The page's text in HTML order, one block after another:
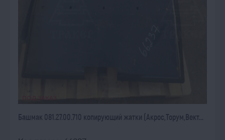
Башмак 081.27.00.710 копирующий жатки (Акрос,Торум,Вект...